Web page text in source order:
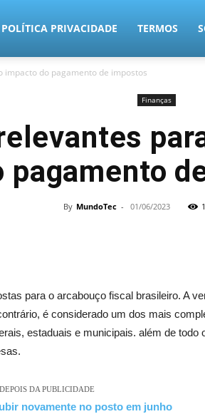
POLÍTICA PRIVACIDADE TERMOS
do pagamento de impostos
Finanças
pagamento
By MundoTec - 01/06/2023
para o arcabouço fiscal brasileiro. A
é considerado um dos mais
estaduais e municipais. além de todo
DA PUBLICIDADE
novamente no posto em junho